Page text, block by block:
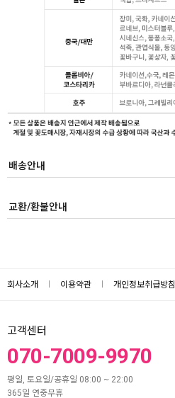
배송안내
교환/환불안내
회사소개 이용약관 개인정보취급방침
고객센터
070-7009-9970
평일, 토요일/공휴일 08:00 ~ 22:00
365일 연중무휴